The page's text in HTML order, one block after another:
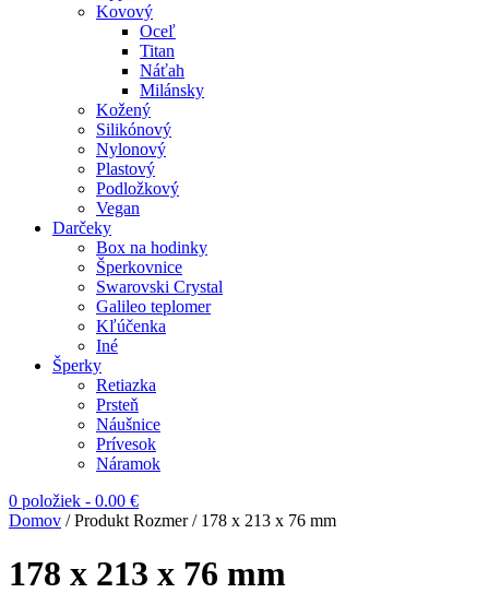
Kovový
Oceľ
Titan
Náťah
Milánsky
Kožený
Silikónový
Nylonový
Plastový
Podložkový
Vegan
Darčeky
Box na hodinky
Šperkovnice
Swarovski Crystal
Galileo teplomer
Kľúčenka
Iné
Šperky
Retiazka
Prsteň
Náušnice
Prívesok
Náramok
0 položiek - 0.00 €
Domov / Produkt Rozmer / 178 x 213 x 76 mm
178 x 213 x 76 mm